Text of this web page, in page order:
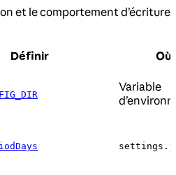
et le comportement d’écriture
Définir
Où
Variable